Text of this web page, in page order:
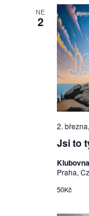
NE
2
Jsi to
2.
Praha,
50Kč